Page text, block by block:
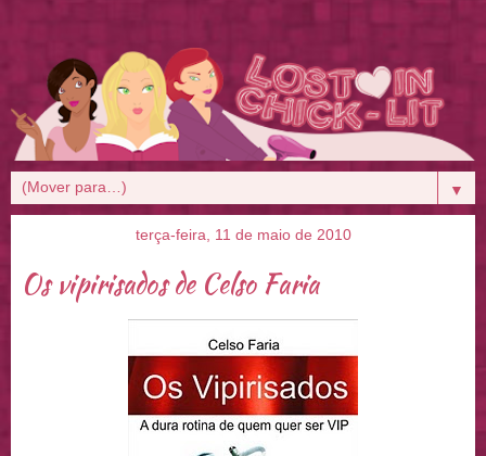
▼
terça-feira, 11 de maio de 2010
Os vipirisados de Celso Faria